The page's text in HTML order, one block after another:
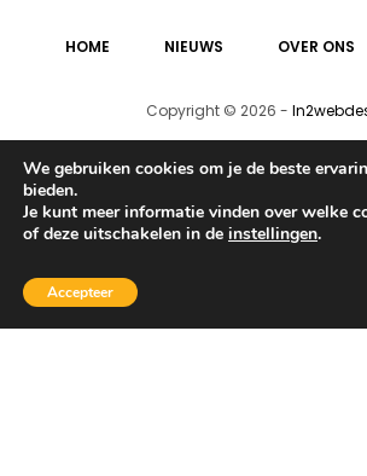
HOME NIEUWS OVER ONS
Copyright © 2026 -
We gebruiken cookies om je de beste
bieden.
Je kunt meer informatie vinden over welke
of deze uitschakelen in de instellingen.
Accepteer